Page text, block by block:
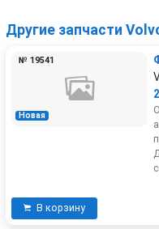
Другие запчасти
Новая
№ 19541
В корзину